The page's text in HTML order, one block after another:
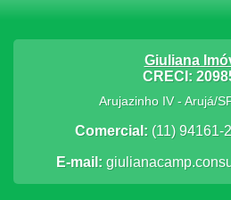
Giuliana
CRECI:
Arujazinho IV-Arujá/SP
Comercial: (11) 94161-
E-mail: